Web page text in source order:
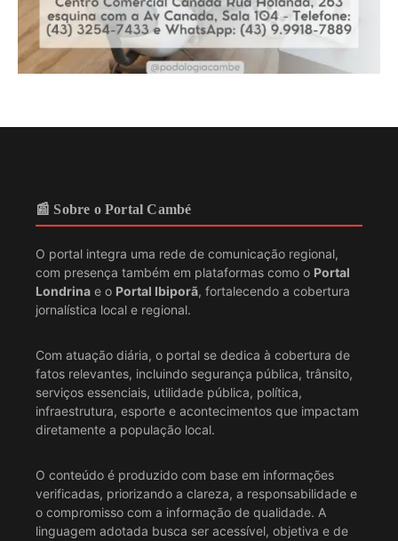
📰 Sobre o Portal Cambé
O portal integra uma rede de comunicação regional,
com presença também em plataformas como o Portal
Londrina e o Portal Ibiporã, fortalecendo a cobertura
jornalística local e regional.
Com atuação diária, o portal se dedica à cobertura de
fatos relevantes, incluindo segurança pública, trânsito,
serviços essenciais, utilidade pública, política,
infraestrutura, esporte e acontecimentos que impactam
diretamente a população local.
O conteúdo é produzido com base em informações
verificadas, priorizando a clareza, a responsabilidade e
o compromisso com a informação de qualidade. A
linguagem adotada busca ser acessível, objetiva e de